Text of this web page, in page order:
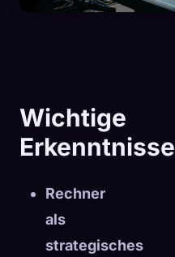
Wichtige
Erkenntnisse
Rechner
als
strategisches